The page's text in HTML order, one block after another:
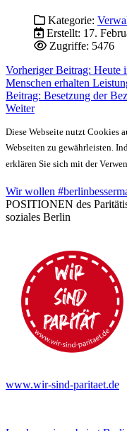
Kategorie:
Erstellt: 17.
Zugriffe: 5476
Vorheriger Beitrag: Heute
Menschen erhalten
Beitrag: Besetzung der
Weiter
Diese Webseite nutzt Cookies
Webseiten zu gewährleisten.
erklären Sie sich mit der
Wir wollen
POSITIONEN des
soziales Berlin
www.wir-sind-paritaet.de